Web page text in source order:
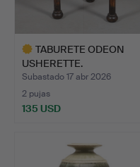
TABURETE ODEON
USHERETTE.
Subastado 17 abr 2026
2 pujas
135 USD
seleccionado